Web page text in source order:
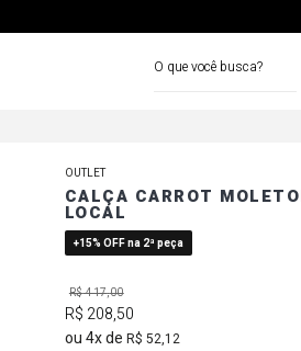
FRETE
OUTLET
CALÇA CARROT
LOCAL
+15% OFF na 2ª peça
R$417,00
R$ 208,50
4
R$ 52,12